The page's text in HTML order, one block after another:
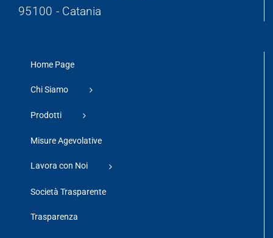
95100 - Catania
Home Page
Chi Siamo
Prodotti
Misure Agevolative
Lavora con Noi
Società Trasparente
Trasparenza